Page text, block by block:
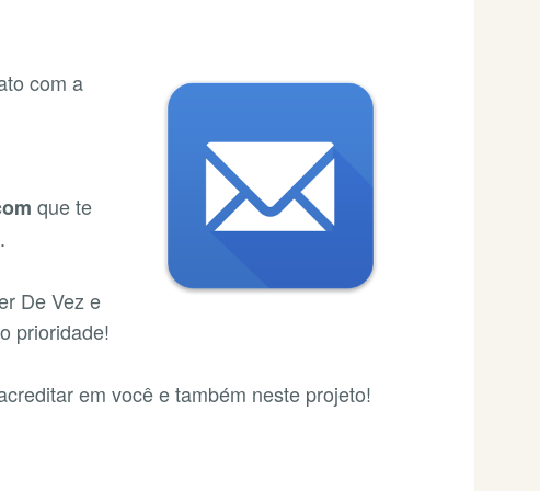
com a
que te
De Vez e
prioridade!
em você e também neste projeto!